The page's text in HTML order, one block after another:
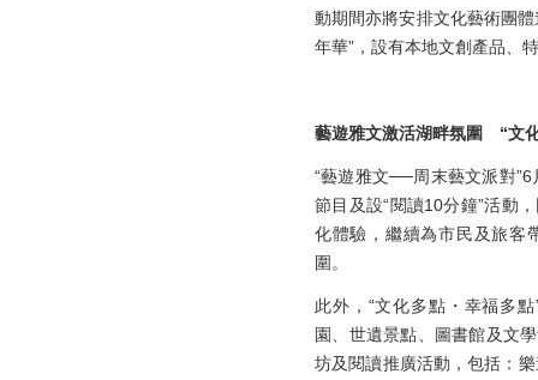
動期間亦將安排文化藝術團
年華”，設有本地文創產品、
藝遊雅文激活湖畔氛圍 “文
“藝遊雅文──周末藝文派對
節目及設“閱讀10分鐘”活動
化體驗，繼續為市民及旅客
圍。
此外，“文化多點・幸福多
園、世遺景點、圖書館及文
坊及閱讀推廣活動，包括：